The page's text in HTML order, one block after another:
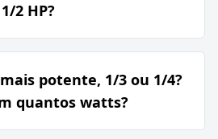
2 HP?
potente, 1/3 ou 1/4?
quantos watts?